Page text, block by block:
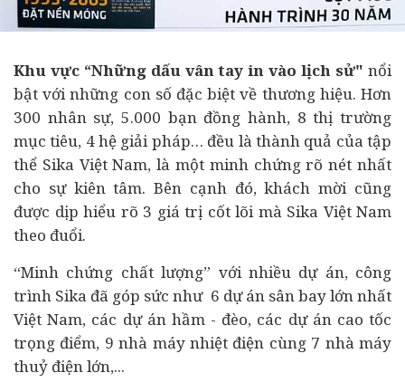
Khu vực “Những dấu vân tay in vào lịch sử" nổi
bật với những con số đặc biệt về thương hiệu. Hơn
300 nhân sự, 5.000 bạn đồng hành, 8 thị trường
mục tiêu, 4 hệ giải pháp… đều là thành quả của tập
thể Sika Việt Nam, là một minh chứng rõ nét nhất
cho sự kiên tâm. Bên cạnh đó, khách mời cũng
được dịp hiểu rõ 3 giá trị cốt lõi mà Sika Việt Nam
theo đuổi.
“Minh chứng chất lượng” với nhiều dự án, công
trình Sika đã góp sức như 6 dự án sân bay lớn nhất
Việt Nam, các dự án hầm - đèo, các dự án cao tốc
trọng điểm, 9 nhà máy nhiệt điện cùng 7 nhà máy
thuỷ điện lớn,...